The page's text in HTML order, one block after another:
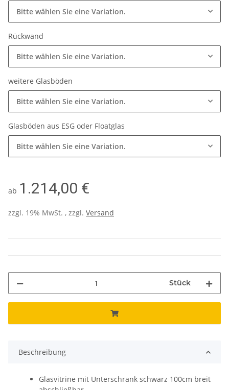
Bitte wählen Sie eine Variation.
Rückwand
Bitte wählen Sie eine Variation.
weitere Glasböden
Bitte wählen Sie eine Variation.
Glasböden aus ESG oder Floatglas
Bitte wählen Sie eine Variation.
ab 1.214,00 €
zzgl. 19% MwSt. , zzgl. Versand
Stück
Beschreibung
Glasvitrine mit Unterschrank schwarz 100cm breit